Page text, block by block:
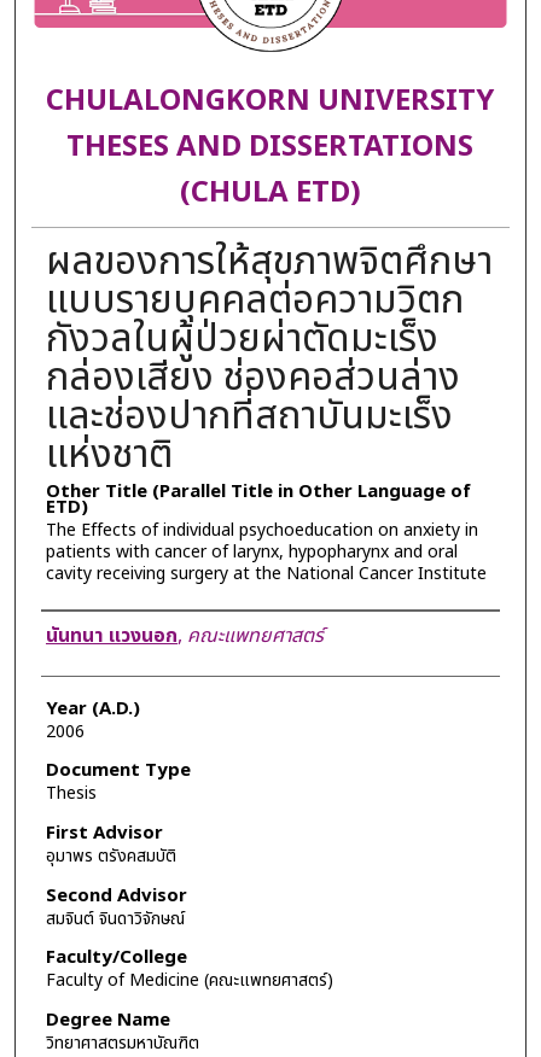
CHULALONGKORN UNIVERSITY
THESES AND DISSERTATIONS
(CHULA ETD)
ผลของการให้สุขภาพจิตศึกษา
แบบรายบุคคลต่อความวิตก
กังวลในผู้ป่วยผ่าตัดมะเร็ง
กล่องเสียง ช่องคอส่วนล่าง
และช่องปากที่สถาบันมะเร็ง
แห่งชาติ
Other Title (Parallel Title in Other Language of
ETD)
The Effects of individual psychoeducation on anxiety in
patients with cancer of larynx, hypopharynx and oral
cavity receiving surgery at the National Cancer Institute
Author
นันทนา แวงนอก, คณะแพทยศาสตร์
Year (A.D.)
2006
Document Type
Thesis
First Advisor
อุมาพร ตรังคสมบัติ
Second Advisor
สมจินต์ จินดาวิจักษณ์
Faculty/College
Faculty of Medicine (คณะแพทยศาสตร์)
Degree Name
วิทยาศาสตรมหาบัณฑิต